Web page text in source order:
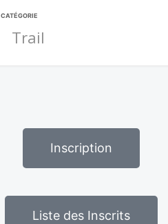
CATÉGORIE
Trail
Inscription
Liste des Inscrits